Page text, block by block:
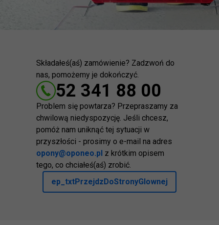
Składałeś(aś) zamówienie? Zadzwoń do
nas, pomożemy je dokończyć.
52 341 88 00
Problem się powtarza? Przepraszamy za
chwilową niedyspozycję. Jeśli chcesz,
pomóż nam uniknąć tej sytuacji w
przyszłości - prosimy o e-mail na adres
opony@oponeo.pl z krótkim opisem
tego, co chciałeś(aś) zrobić.
ep_txtPrzejdzDoStronyGlownej